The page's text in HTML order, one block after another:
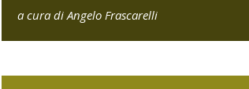
a cura di Angelo Frascarelli